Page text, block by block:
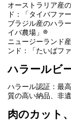
オーストラリア産
ド：「タイバファ
ブラジル産のハラ
イバ農場」®
ニュージーランド
ンド：「たいばフ
ハラールビ
ハラール認証：最
質の高い納品、非
肉のカット